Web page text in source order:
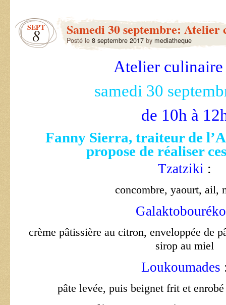
SEPT
8 Samedi 30 septembre:
Posté le 8 septembre 2017 by mediatheque
Atelier culinaire
samedi 30
de 10h à
Fanny Sierra, traiteur de
propose de réaliser
Tzatziki :
concombre, yaourt, ail,
Galaktobouréko
crème pâtissière au citron, enveloppée de
sirop au miel
Loukoumades
pâte levée, puis beignet frit et